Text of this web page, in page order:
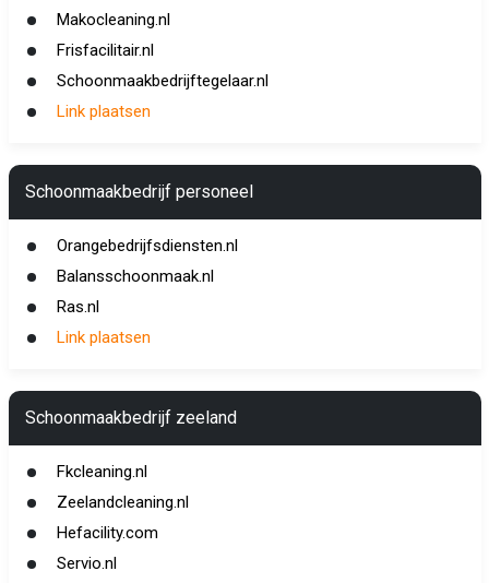
Makocleaning.nl
Frisfacilitair.nl
Schoonmaakbedrijftegelaar.nl
Link plaatsen
Schoonmaakbedrijf personeel
Orangebedrijfsdiensten.nl
Balansschoonmaak.nl
Ras.nl
Link plaatsen
Schoonmaakbedrijf zeeland
Fkcleaning.nl
Zeelandcleaning.nl
Hefacility.com
Servio.nl